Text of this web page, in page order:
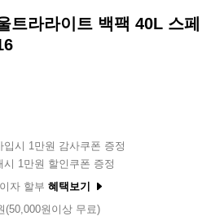
트라라이트 백팩 40L 스페
입시 1만원 감사쿠폰 증정
시 1만원 할인쿠폰 증정
자 할부 혜택보기
(50,000원이상 무료)